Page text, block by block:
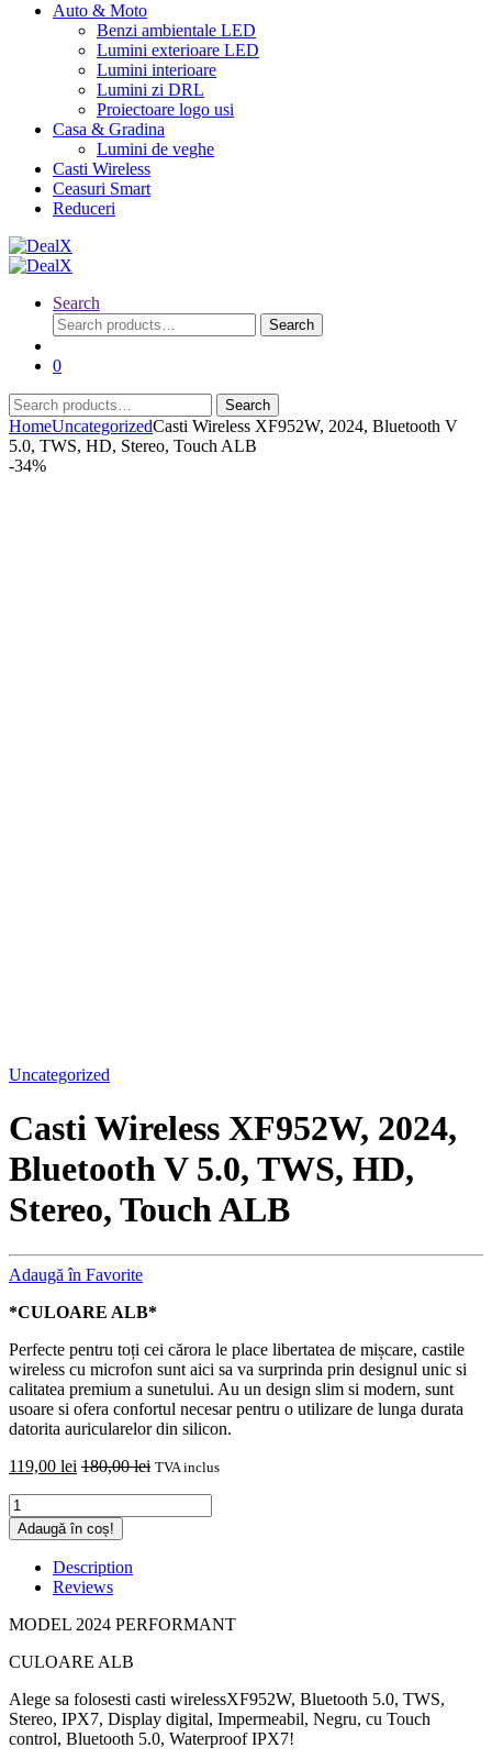
Auto & Moto
Benzi ambientale LED
Lumini exterioare LED
Lumini interioare
Lumini zi DRL
Proiectoare logo usi
Casa & Gradina
Lumini de veghe
Casti Wireless
Ceasuri Smart
Reduceri
Search
Search
for:
Search
0
Search
for:
Search
HomeUncategorizedCasti Wireless XF952W, 2024, Bluetooth V
5.0, TWS, HD, Stereo, Touch ALB
-34%
Uncategorized
Casti Wireless XF952W, 2024,
Bluetooth V 5.0, TWS, HD,
Stereo, Touch ALB
Adaugă în Favorite
*CULOARE ALB*
Perfecte pentru toți cei cărora le place libertatea de mișcare, castile
wireless cu microfon sunt aici sa va surprinda prin designul unic si
calitatea premium a sunetului. Au un design slim si modern, sunt
usoare si ofera confortul necesar pentru o utilizare de lunga durata
datorita auricularelor din silicon.
119,00 lei 180,00lei TVA inclus
Casti
Wireless
XF952W,
2024,
Bluetooth
5.0,
HD,
Touch
ALB
cantitate
Adaugă în coș!
Description
Reviews
MODEL 2024 PERFORMANT
CULOARE ALB
Alege sa folosesti casti wirelessXF952W, Bluetooth 5.0, TWS,
Stereo, IPX7, Display digital, Impermeabil, Negru, cu Touch
control, Bluetooth 5.0, Waterproof IPX7!